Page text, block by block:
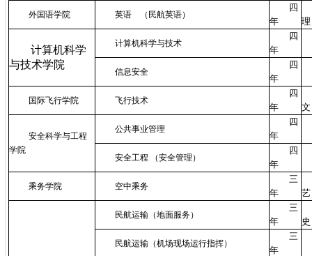
外国语学院 英语 （民航英语）
四
年
理
计算机科学
与技术学院
计算机科学与技术
四
年
信息安全
四
年
国际飞行学院 飞行技术
四
年
文
安全科学与工程
学院
公共事业管理
四
年
安全工程 （安全管理）
四
年
乘务学院 空中乘务
三
年
艺
民航运输（地面服务）
三
年
史
民航运输（机场现场运行指挥）
三
年